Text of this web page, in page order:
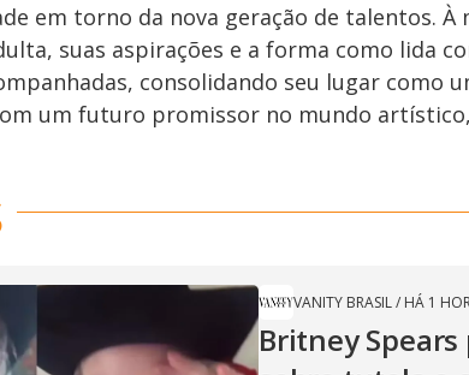
em torno da nova geração de talentos. À
suas aspirações e a forma como lida
consolidando seu lugar como
um futuro promissor no mundo
VANITY BRASIL/ HÁ 1
Britney